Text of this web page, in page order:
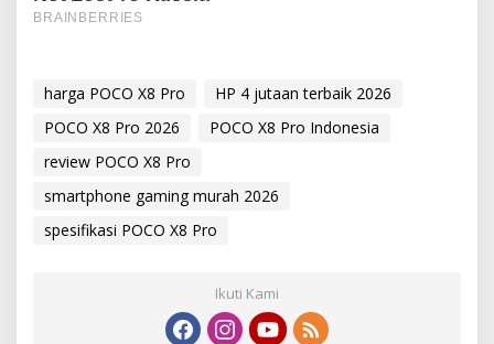
harga POCO X8 Pro
HP 4 jutaan terbaik 2026
POCO X8 Pro 2026
POCO X8 Pro Indonesia
review POCO X8 Pro
smartphone gaming murah 2026
spesifikasi POCO X8 Pro
Ikuti Kami